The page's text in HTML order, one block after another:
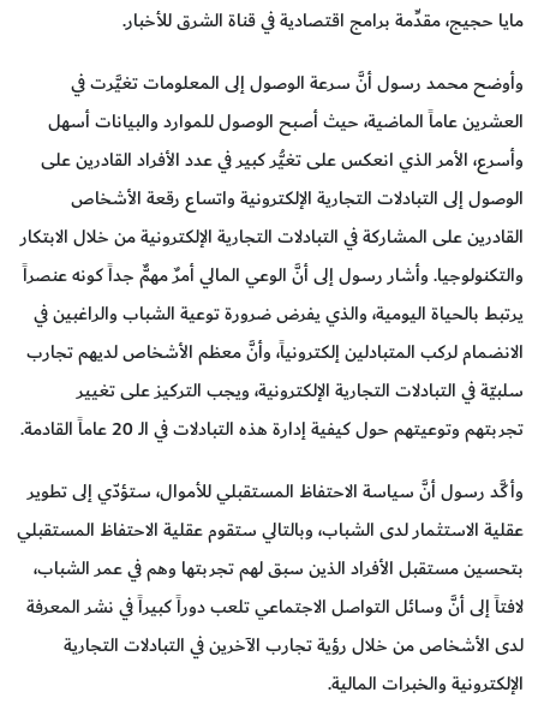
مايا حجيج، مقدِّمة برامج اقتصادية في قناة الشرق للأخبار.
وأوضح محمد رسول أنَّ سرعة الوصول إلى المعلومات تغيَّرت في
العشرين عاماً الماضية، حيث أصبح الوصول للموارد والبيانات أسهل
وأسرع، الأمر الذي انعكس على تغيُّر كبير في عدد الأفراد القادرين على
الوصول إلى التبادلات التجارية الإلكترونية واتساع رقعة الأشخاص
القادرين على المشاركة في التبادلات التجارية الإلكترونية من خلال الابتكار
والتكنولوجيا. وأشار رسول إلى أنَّ الوعي المالي أمرٌ مهمٌّ جداً كونه عنصراً
يرتبط بالحياة اليومية، والذي يفرض ضرورة توعية الشباب والراغبين في
الانضمام لركب المتبادلين إلكترونياً، وأنَّ معظم الأشخاص لديهم تجارب
سلبيّة في التبادلات التجارية الإلكترونية، ويجب التركيز على تغيير
تجربتهم وتوعيتهم حول كيفية إدارة هذه التبادلات في الـ 20 عاماً القادمة.
وأكَّد رسول أنَّ سياسة الاحتفاظ المستقبلي للأموال، ستؤدّي إلى تطوير
عقلية الاستثمار لدى الشباب، وبالتالي ستقوم عقلية الاحتفاظ المستقبلي
بتحسين مستقبل الأفراد الذين سبق لهم تجربتها وهم في عمر الشباب،
لافتاً إلى أنَّ وسائل التواصل الاجتماعي تلعب دوراً كبيراً في نشر المعرفة
لدى الأشخاص من خلال رؤية تجارب الآخرين في التبادلات التجارية
الإلكترونية والخبرات المالية.